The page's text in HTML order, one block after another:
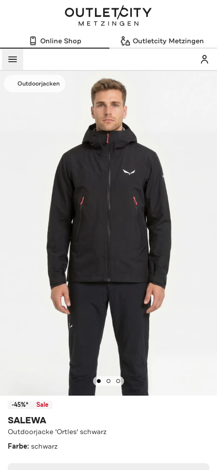
Online Shop Outletcity Metzingen
Menü
Outdoorjacken
-45%* Sale
SALEWA
Outdoorjacke 'Ortles' schwarz
Farbe: schwarz